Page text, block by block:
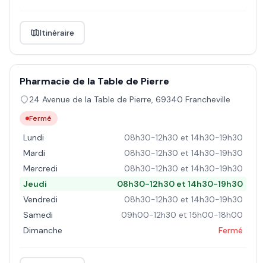
Itinéraire
Pharmacie de la Table de Pierre
24 Avenue de la Table de Pierre, 69340 Francheville
Fermé
Lundi
08h30-12h30 et 14h30-19h30
Mardi
08h30-12h30 et 14h30-19h30
Mercredi
08h30-12h30 et 14h30-19h30
Jeudi
08h30-12h30 et 14h30-19h30
Vendredi
08h30-12h30 et 14h30-19h30
Samedi
09h00-12h30 et 15h00-18h00
Dimanche
Fermé